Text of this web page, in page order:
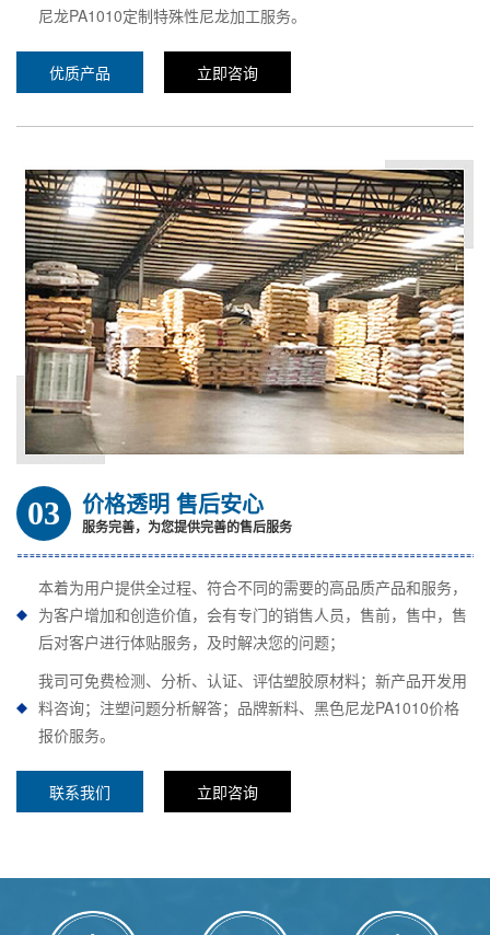
尼龙PA1010定制特殊性尼龙加工服务。
优质产品 立即咨询
03 价格透明 售后安心
服务完善，为您提供完善的售后服务
本着为用户提供全过程、符合不同的需要的高品质产品和服务，
为客户增加和创造价值，会有专门的销售人员，售前，售中，售
后对客户进行体贴服务，及时解决您的问题；
我司可免费检测、分析、认证、评估塑胶原材料；新产品开发用
料咨询；注塑问题分析解答；品牌新料、黑色尼龙PA1010价格
报价服务。
联系我们 立即咨询